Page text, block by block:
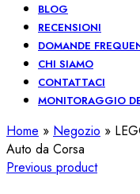
BLOG
RECENSIONI
DOMANDE
CHI SIAMO
CONTATTACI
MONITORAGGIO
Home » Negozio »
Auto da Corsa
Previous product